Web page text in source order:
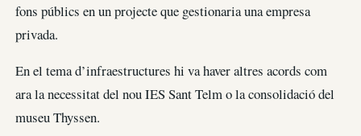
fons públics en un projecte que gestionaria una empresa
privada.
En el tema d’infraestructures hi va haver altres acords com
ara la necessitat del nou IES Sant Telm o la consolidació del
museu Thyssen.